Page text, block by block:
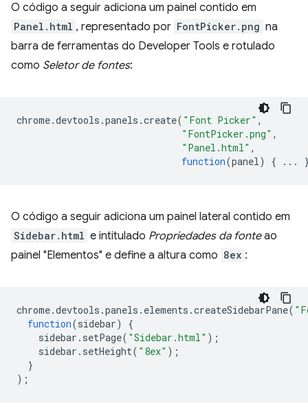
O código a seguir adiciona um painel contido em
Panel.html , representado por FontPicker.png na
barra de ferramentas do Developer Tools e rotulado
como Seletor de fontes:
chrome.devtools .panels .create( "Font Picker" ,
"FontPicker.png" ,
"Panel.html" ,
function(panel) { ...
O código a seguir adiciona um painel lateral contido em
Sidebar.html e intitulado Propriedades da fonteao
painel "Elementos" e define a altura como 8ex :
chrome.devtools .panels . elements .createSidebarPane(
function(sidebar)
{
sidebar . setPage( "Sidebar.html" );
sidebar . setHeight( "8ex" );
}
);